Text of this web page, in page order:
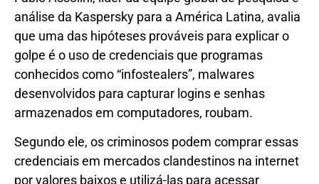
análise da Kaspersky para a América Latina, avalia
que uma das hipóteses prováveis para explicar o
golpe é o uso de credenciais que programas
conhecidos como “infostealers”, malwares
desenvolvidos para capturar logins e senhas
armazenados em computadores, roubam.
Segundo ele, os criminosos podem comprar essas
credenciais em mercados clandestinos na internet
por valores baixos e utilizá-las para acessar